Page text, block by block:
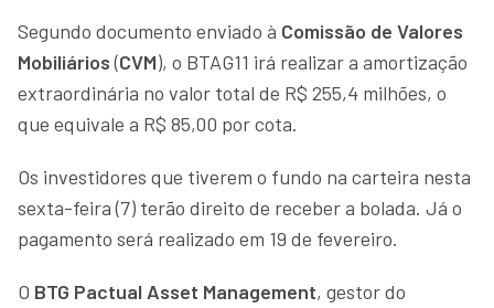
Segundo documento enviado à Comissão de Valores
Mobiliários(CVM), o BTAG11 irá realizar a amortização
extraordinária no valor total de R$ 255,4 milhões, o
que equivale a R$ 85,00 por cota.
Os investidores que tiverem o fundo na carteira nesta
sexta-feira (7) terão direito de receber a bolada. Já o
pagamento será realizado em 19 de fevereiro.
O BTG Pactual Asset Management, gestor do